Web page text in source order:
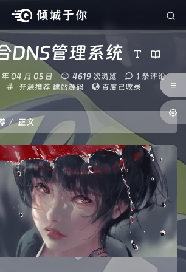
DNS管理系统
04 月 05 日 4619 次浏览
1 条评论
分
类：
开源推荐 建站源码 百度已收录
正文